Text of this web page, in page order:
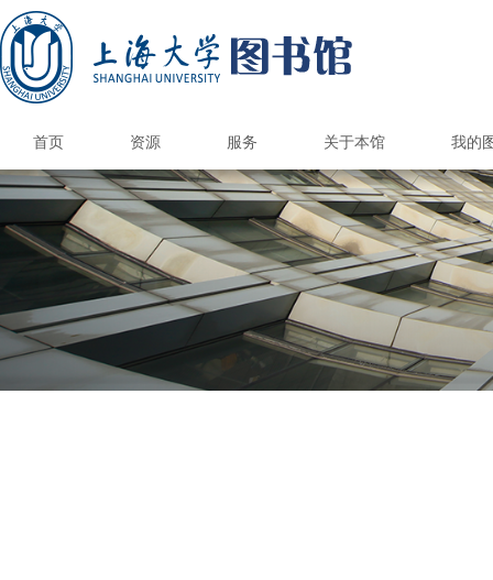
首页 资源
电子资源 数据库导航
CARSI访问数据库
电子期刊导航
上大学术资源地图
电子图书
多媒体资源
校外访问
版权公告
纸本资源 书刊捐赠
新书通告
馆藏报刊目录
国内外图书馆 985高校馆
211高校馆
港澳台高校馆
国外高校馆
国内外公共馆
服务
总台服务 学位论文提交系统
借阅服务 读者指南
开通与使用
借还书
续借
图书预约/委托取书
遗失损坏与赔偿
读者服务总览
阅览室规则
馆际互借/文献传递 馆际互借和文献传
版权声明
补贴政策&收费
联系方式
情报服务 科技查新
查收查引
定题服务
情报分析
核心期刊
读者培训 新生入馆教育
讲座培训
文献检索课程
参观接待
空间服务 自修/研究空间预约
钱伟长馆空间预约
文荟馆空间预约
自助服务 自助借还书
借阅电子书刊
自助选座
书刊荐购
电子资源荐购
关于本馆
本馆概况 校本部
钱伟长
文荟图
联合图
开放时间 校本部
钱伟长
文荟图
联合图
机构组织 图书馆
部门
规章制度 读者
借阅
图书馆
研究与交流 图书馆
图书馆
图书馆
图书馆研究生 研究生
研究
研究
品牌服务 新生
读书
毕业
优质服
馆员天地 图书馆
学术
核心
馆内信
联系我们 联系图
联系专
我的